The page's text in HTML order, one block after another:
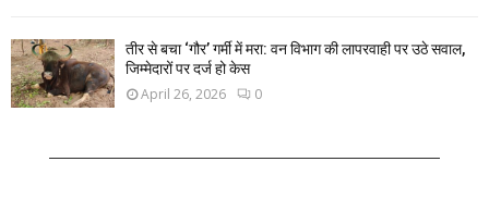
तीर से बचा ‘गौर’ गर्मी में मरा: वन विभाग की लापरवाही पर उठे सवाल,
जिम्मेदारों पर दर्ज हो केस
April 26, 2026 0